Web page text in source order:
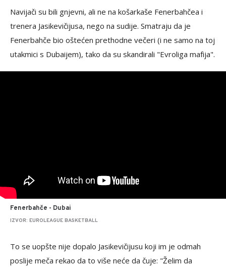
Navijači su bili gnjevni, ali ne na košarkaše Fenerbahčea i
trenera Jasikevičijusa, nego na sudije. Smatraju da je
Fenerbahče bio oštećen prethodne večeri (i ne samo na toj
utakmici s Dubaijem), tako da su skandirali "Evroliga mafija".
Fenerbahče - Dubai
IZVOR: EUROLEAGUE BASKETBALL
To se uopšte nije dopalo Jasikevičijusu koji im je odmah
poslije meča rekao da to više neće da čuje: "Želim da